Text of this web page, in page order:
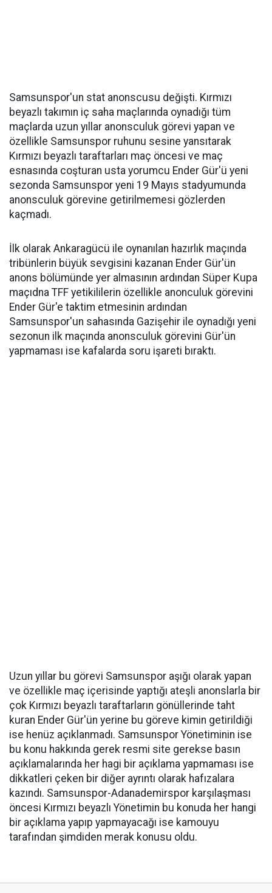
Samsunspor'un stat anonscusu değişti. Kırmızı
beyazlı takımın iç saha maçlarında oynadığı tüm
maçlarda uzun yıllar anonsculuk görevi yapan ve
özellikle Samsunspor ruhunu sesine yansıtarak
Kırmızı beyazlı taraftarları maç öncesi ve maç
esnasında coşturan usta yorumcu Ender Gür'ü yeni
sezonda Samsunspor yeni 19 Mayıs stadyumunda
anonsculuk görevine getirilmemesi gözlerden
kaçmadı.
İlk olarak Ankaragücü ile oynanılan hazırlık maçında
tribünlerin büyük sevgisini kazanan Ender Gür'ün
anons bölümünde yer almasının ardından Süper Kupa
maçıdna TFF yetikililerin özellikle anonculuk görevini
Ender Gür'e taktim etmesinin ardından
Samsunspor'un sahasında Gazişehir ile oynadığı yeni
sezonun ilk maçında anonsculuk görevini Gür'ün
yapmaması ise kafalarda soru işareti bıraktı.
Uzun yıllar bu görevi Samsunspor aşığı olarak yapan
ve özellikle maç içerisinde yaptığı ateşli anonslarla bir
çok Kırmızı beyazlı taraftarların gönüllerinde taht
kuran Ender Gür'ün yerine bu göreve kimin getirildiği
ise henüz açıklanmadı. Samsunspor Yönetiminin ise
bu konu hakkında gerek resmi site gerekse basın
açıklamalarında her hagi bir açıklama yapmaması ise
dikkatleri çeken bir diğer ayrıntı olarak hafızalara
kazındı. Samsunspor-Adanademirspor karşılaşması
öncesi Kırmızı beyazlı Yönetimin bu konuda her hangi
bir açıklama yapıp yapmayacağı ise kamouyu
tarafından şimdiden merak konusu oldu.